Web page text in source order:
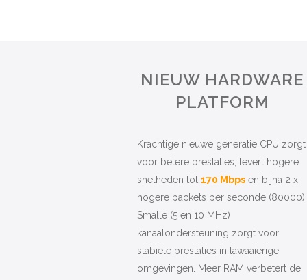
NIEUW HARDWARE
PLATFORM
Krachtige nieuwe generatie CPU zorgt
voor betere prestaties, levert hogere
snelheden tot 170 Mbps en bijna 2 x
hogere packets per seconde (80000).
Smalle (5 en 10 MHz)
kanaalondersteuning zorgt voor
stabiele prestaties in lawaaierige
omgevingen. Meer RAM verbetert de